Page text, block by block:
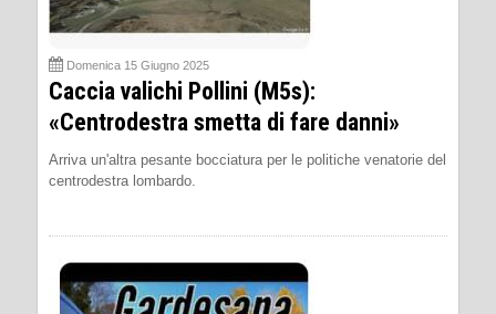
Domenica 15 Giugno 2025
Caccia valichi Pollini (M5s):
«Centrodestra smetta di fare danni»
Arriva un'altra pesante bocciatura per le politiche venatorie del
centrodestra lombardo.